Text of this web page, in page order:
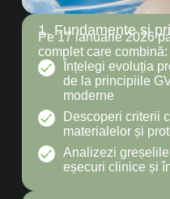
1. Fundamente și
Pe 17 ianuarie 2026
complet care combină:
Înțelegi evoluția
de la principiile
moderne
Descoperi criterii
materialelor și
Analizezi
eșecuri clinice și